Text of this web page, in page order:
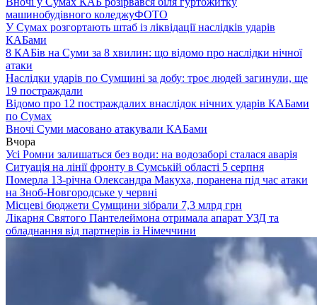
машинобудівного коледжуФОТО
У Сумах розгортають штаб із ліквідації наслідків ударів
КАБами
8 КАБів на Суми за 8 хвилин: що відомо про наслідки нічної
атаки
Наслідки ударів по Сумщині за добу: троє людей загинули, ще
19 постраждали
Відомо про 12 постраждалих внаслідок нічних ударів КАБами
по Сумах
Вночі Суми масовано атакували КАБами
Вчора
Усі Ромни залишаться без води: на водозаборі сталася аварія
Ситуація на лінії фронту в Сумській області 5 серпня
Померла 13-річна Олександра Макуха, поранена під час атаки
на Зноб-Новгородське у червні
Місцеві бюджети Сумщини зібрали 7,3 млрд грн
Лікарня Святого Пантелеймона отримала апарат УЗД та
обладнання від партнерів із Німеччини